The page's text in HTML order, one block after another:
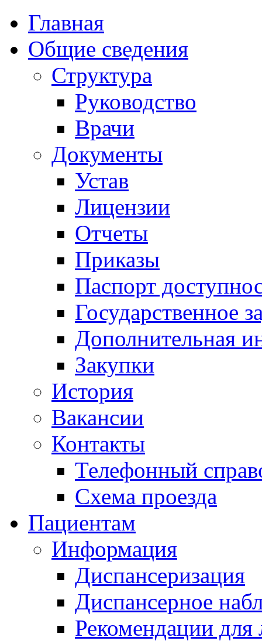
Главная
Общие сведения
Структура
Руководство
Врачи
Документы
Устав
Лицензии
Отчеты
Приказы
Паспорт
Государственное
Дополнительная
Закупки
История
Вакансии
Контакты
Телефонный
Схема проезда
Пациентам
Информация
Диспансеризация
Диспансерное
Рекомендации для